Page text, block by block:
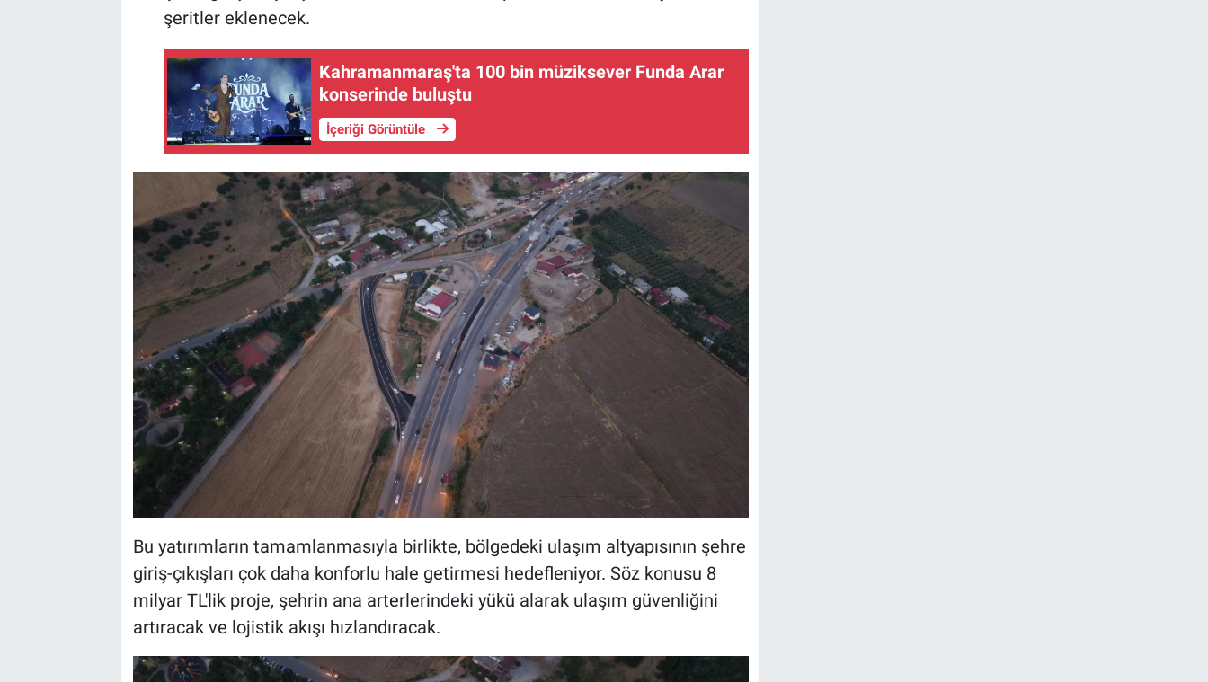
şeritler eklenecek.
Kahramanmaraş'ta 100 bin müziksever Funda Arar
konserinde buluştu
İçeriği Görüntüle
Bu yatırımların tamamlanmasıyla birlikte, bölgedeki ulaşım altyapısının şehre
giriş-çıkışları çok daha konforlu hale getirmesi hedefleniyor. Söz konusu 8
milyar TL'lik proje, şehrin ana arterlerindeki yükü alarak ulaşım güvenliğini
artıracak ve lojistik akışı hızlandıracak.